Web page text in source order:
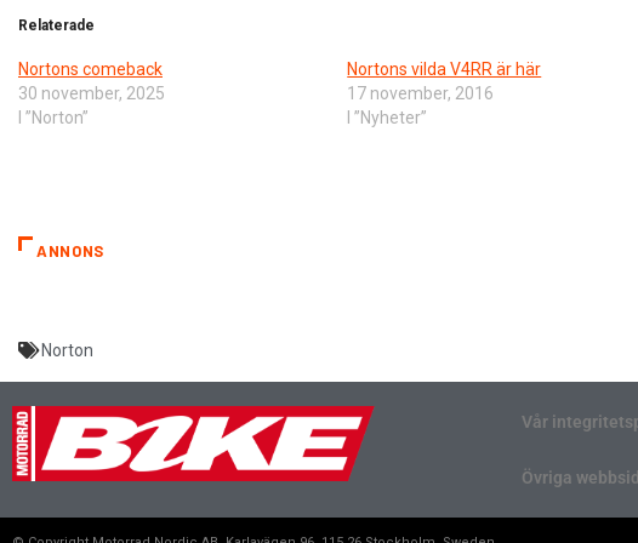
Relaterade
Nortons comeback
30 november, 2025
I ”Norton”
Nortons vilda V4RR är här
17 november, 2016
I ”Nyheter”
ANNONS
Norton
Vår
Övriga